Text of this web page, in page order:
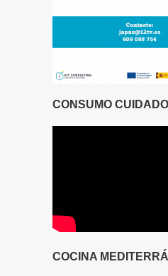
CONSUMO CUIDADO
COCINA